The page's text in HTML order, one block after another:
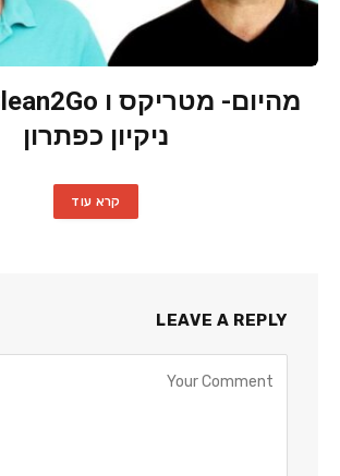
ניקיון כפתרון
קרא עוד
LEAVE A REPLY